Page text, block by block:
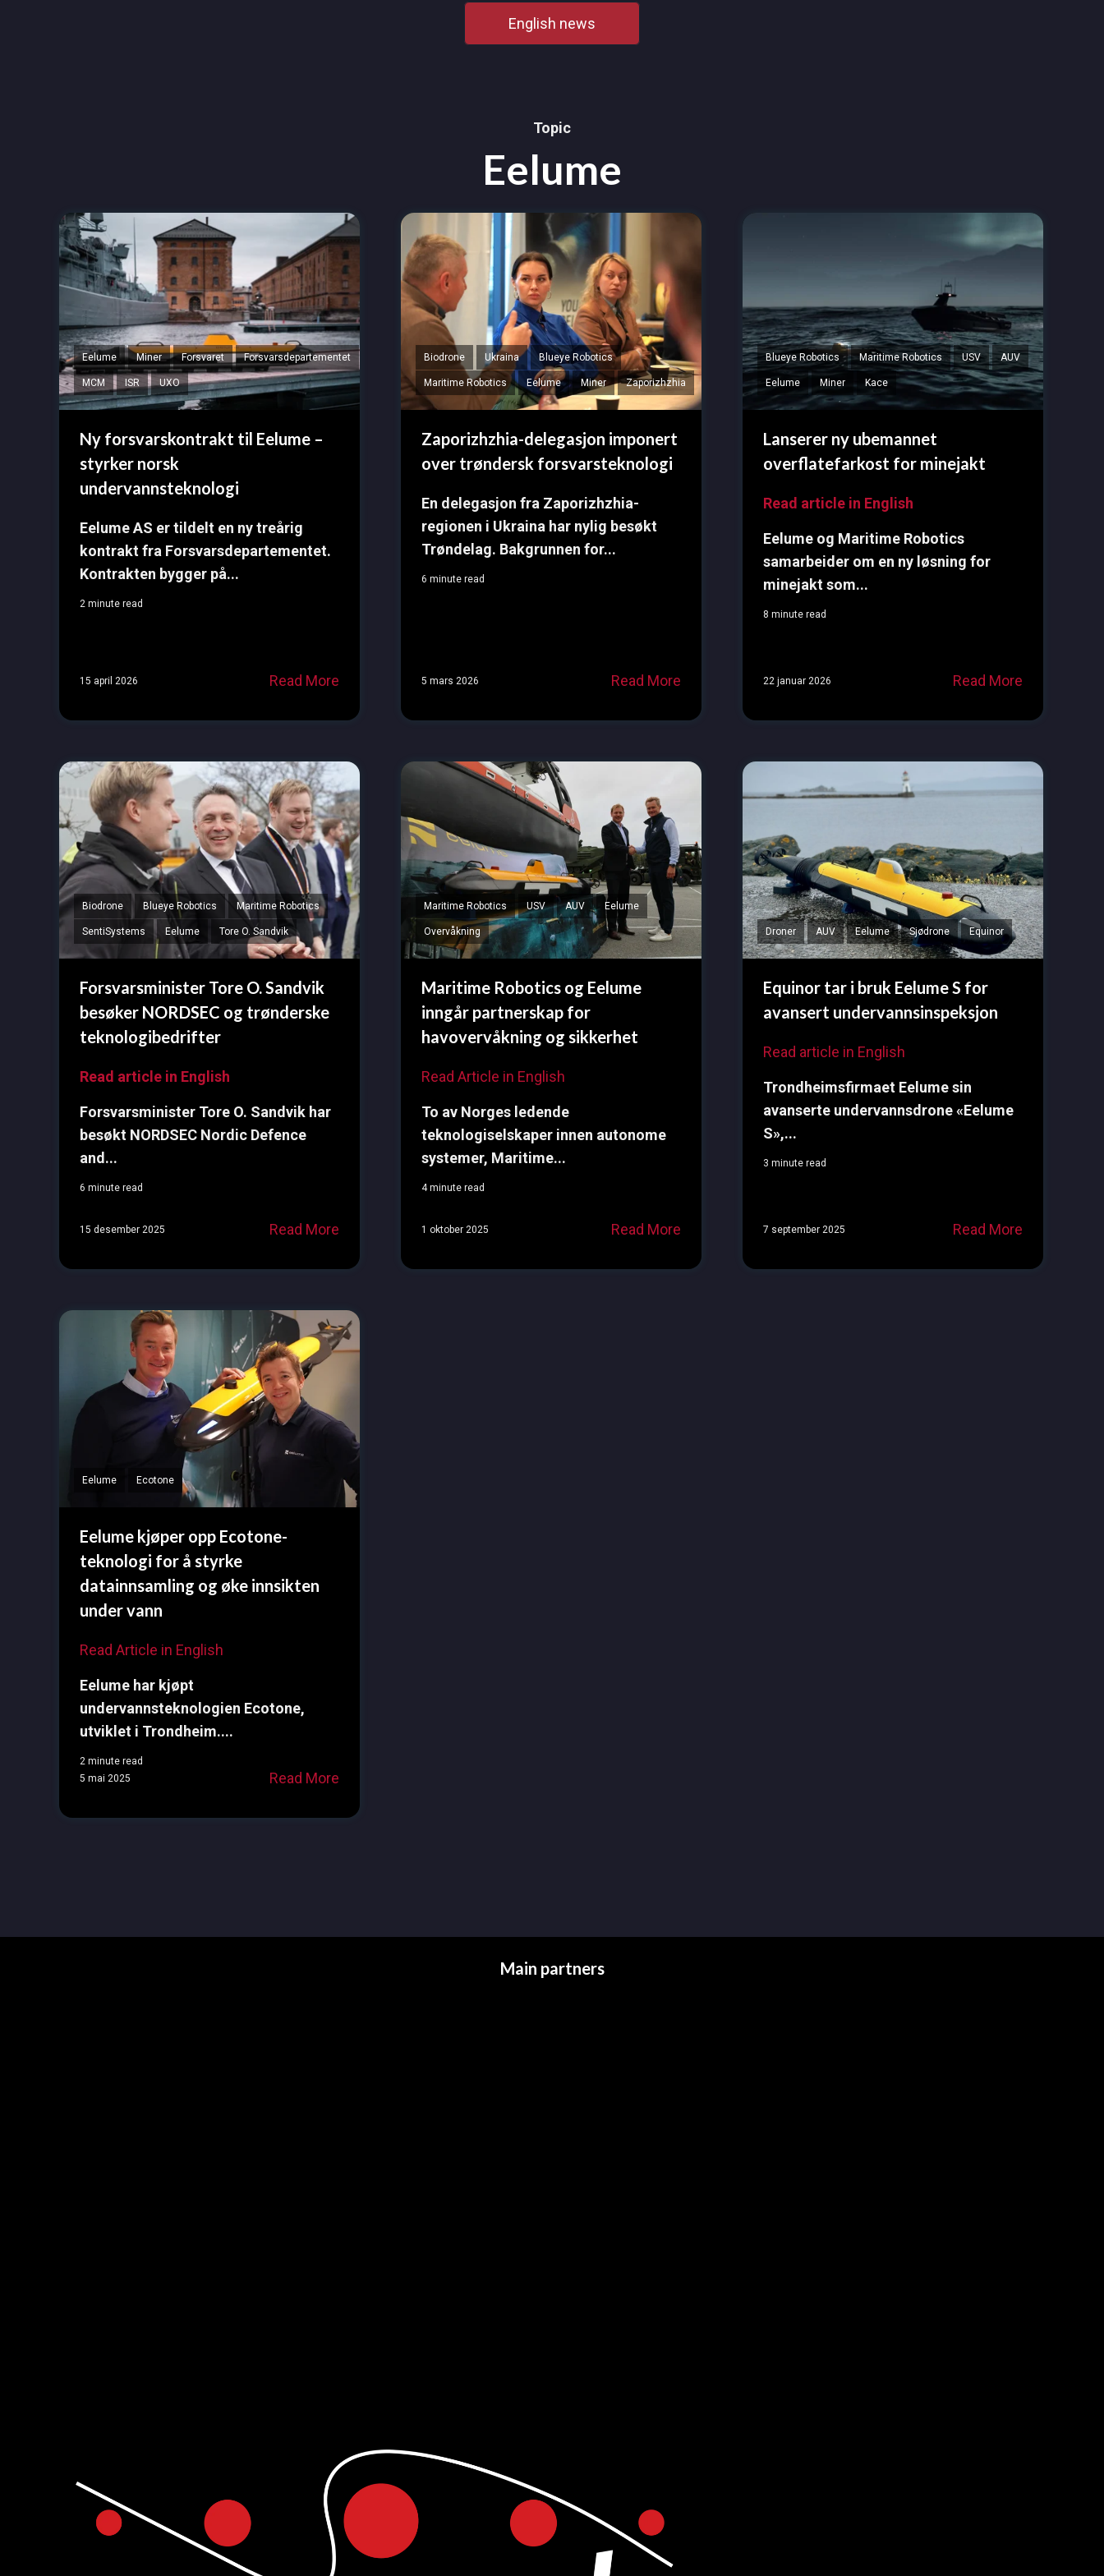
English news
Topic
Eelume
Eelume Miner Forsvaret Forsvarsdepartementet
MCM ISR UXO
Ny forsvarskontrakt til Eelume –
styrker norsk
undervannsteknologi
Eelume AS er tildelt en ny treårig
kontrakt fra Forsvarsdepartementet.
Kontrakten bygger på...
2 minute read
15 april 2026 Read More
Biodrone Ukraina Blueye Robotics
Maritime Robotics Eelume Miner Zaporizhzhia
Zaporizhzhia-delegasjon imponert
over trøndersk forsvarsteknologi
En delegasjon fra Zaporizhzhia-
regionen i Ukraina har nylig besøkt
Trøndelag. Bakgrunnen for...
6 minute read
5 mars 2026 Read More
Blueye Robotics Maritime Robotics USV AUV
Eelume Miner Kace
Lanserer ny ubemannet
overflatefarkost for minejakt
Read article in English
Eelume og Maritime Robotics
samarbeider om en ny løsning for
minejakt som...
8 minute read
22 januar 2026 Read More
Biodrone Blueye Robotics Maritime Robotics
SentiSystems Eelume Tore O. Sandvik
Forsvarsminister Tore O. Sandvik
besøker NORDSEC og trønderske
teknologibedrifter
Read article in English
Forsvarsminister Tore O. Sandvik har
besøkt NORDSEC Nordic Defence
and...
6 minute read
15 desember 2025 Read More
Maritime Robotics USV AUV Eelume
Overvåkning
Maritime Robotics og Eelume
inngår partnerskap for
havovervåkning og sikkerhet
Read Article in English
To av Norges ledende
teknologiselskaper innen autonome
systemer, Maritime...
4 minute read
1 oktober 2025 Read More
Droner AUV Eelume Sjødrone Equinor
Equinor tar i bruk Eelume S for
avansert undervannsinspeksjon
Read article in English
Trondheimsfirmaet Eelume sin
avanserte undervannsdrone «Eelume
S»,...
3 minute read
7 september 2025 Read More
Eelume Ecotone
Eelume kjøper opp Ecotone-
teknologi for å styrke
datainnsamling og øke innsikten
under vann
Read Article in English
Eelume har kjøpt
undervannsteknologien Ecotone,
utviklet i Trondheim....
2 minute read
5 mai 2025
Read More
Main partners